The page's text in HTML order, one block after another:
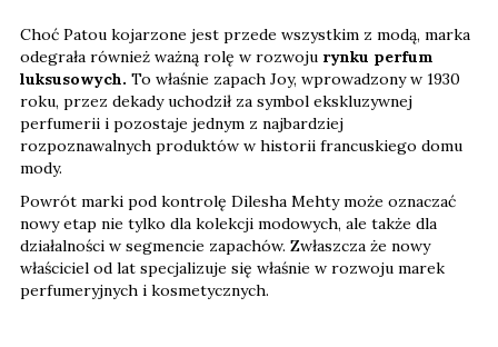
Choć Patou kojarzone jest przede wszystkim z modą, marka
odegrała również ważną rolę w rozwoju rynku perfum
luksusowych. To właśnie zapach Joy, wprowadzony w 1930
roku, przez dekady uchodził za symbol ekskluzywnej
perfumerii i pozostaje jednym z najbardziej
rozpoznawalnych produktów w historii francuskiego domu
mody.
Powrót marki pod kontrolę Dilesha Mehty może oznaczać
nowy etap nie tylko dla kolekcji modowych, ale także dla
działalności w segmencie zapachów. Zwłaszcza że nowy
właściciel od lat specjalizuje się właśnie w rozwoju marek
perfumeryjnych i kosmetycznych.